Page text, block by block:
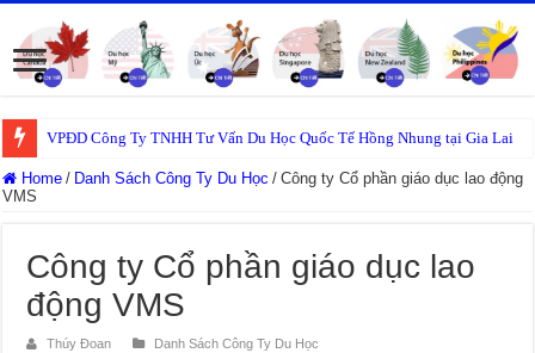
VPĐD Công Ty TNHH Tư Vấn Du Học Quốc Tế Hồng Nhung tại Gia Lai
Home / Danh Sách Công Ty Du Học / Công ty Cổ phần giáo dục lao động
VMS
Công ty Cổ phần giáo dục lao
động VMS
Thúy Đoan Danh Sách Công Ty Du Học